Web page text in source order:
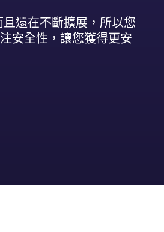
還在不斷擴展，所以您
安全性，讓您獲得更安